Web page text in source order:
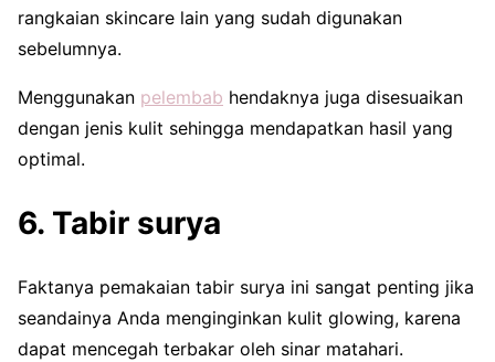
rangkaian skincare lain yang sudah digunakan
sebelumnya.
Menggunakan pelembab hendaknya juga disesuaikan
dengan jenis kulit sehingga mendapatkan hasil yang
optimal.
6. Tabir surya
Faktanya pemakaian tabir surya ini sangat penting jika
seandainya Anda menginginkan kulit glowing, karena
dapat mencegah terbakar oleh sinar matahari.